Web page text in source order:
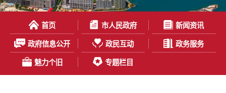
首页 市人民政府 新闻资讯
政府信息公开 政民互动 政务服务
魅力个旧 专题栏目